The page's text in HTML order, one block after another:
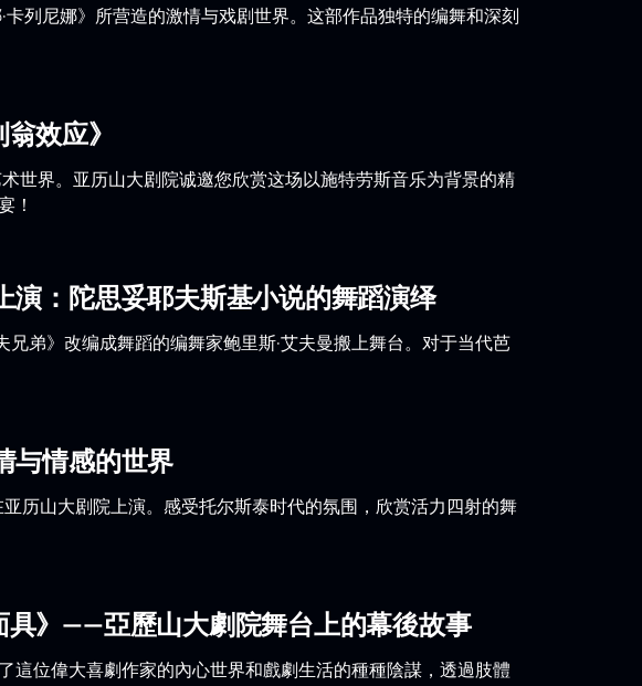
列尼娜》所营造的激情与戏剧世界。这部作品独特的编舞和深刻
效应》
世界。亚历山大剧院诚邀您欣赏这场以施特劳斯音乐为背景的精
！
演：陀思妥耶夫斯基小说的舞蹈演绎
弟》改编成舞蹈的编舞家鲍里斯·艾夫曼搬上舞台。对于当代芭
与情感的世界
历山大剧院上演。感受托尔斯泰时代的氛围，欣赏活力四射的舞
》——亞歷山大劇院舞台上的幕後故事
位偉大喜劇作家的內心世界和戲劇生活的種種陰謀，透過肢體